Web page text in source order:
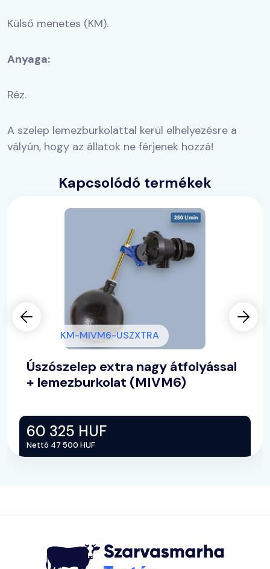
Külső menetes (KM).
Anyaga:
Réz.
A szelep lemezburkolattal kerül elhelyezésre a
vályún, hogy az állatok ne férjenek hozzá!
Kapcsolódó termékek
KM-MIVM6-USZXTRA
Úszószelep extra nagy átfolyással
+ lemezburkolat (MIVM6)
60 325 HUF
Nettó 47 500 HUF